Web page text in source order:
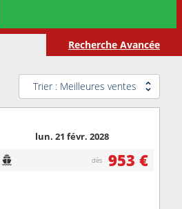
Recherche Avancée
Trier : Meilleures ventes
lun. 21 févr. 2028
dès 953 €